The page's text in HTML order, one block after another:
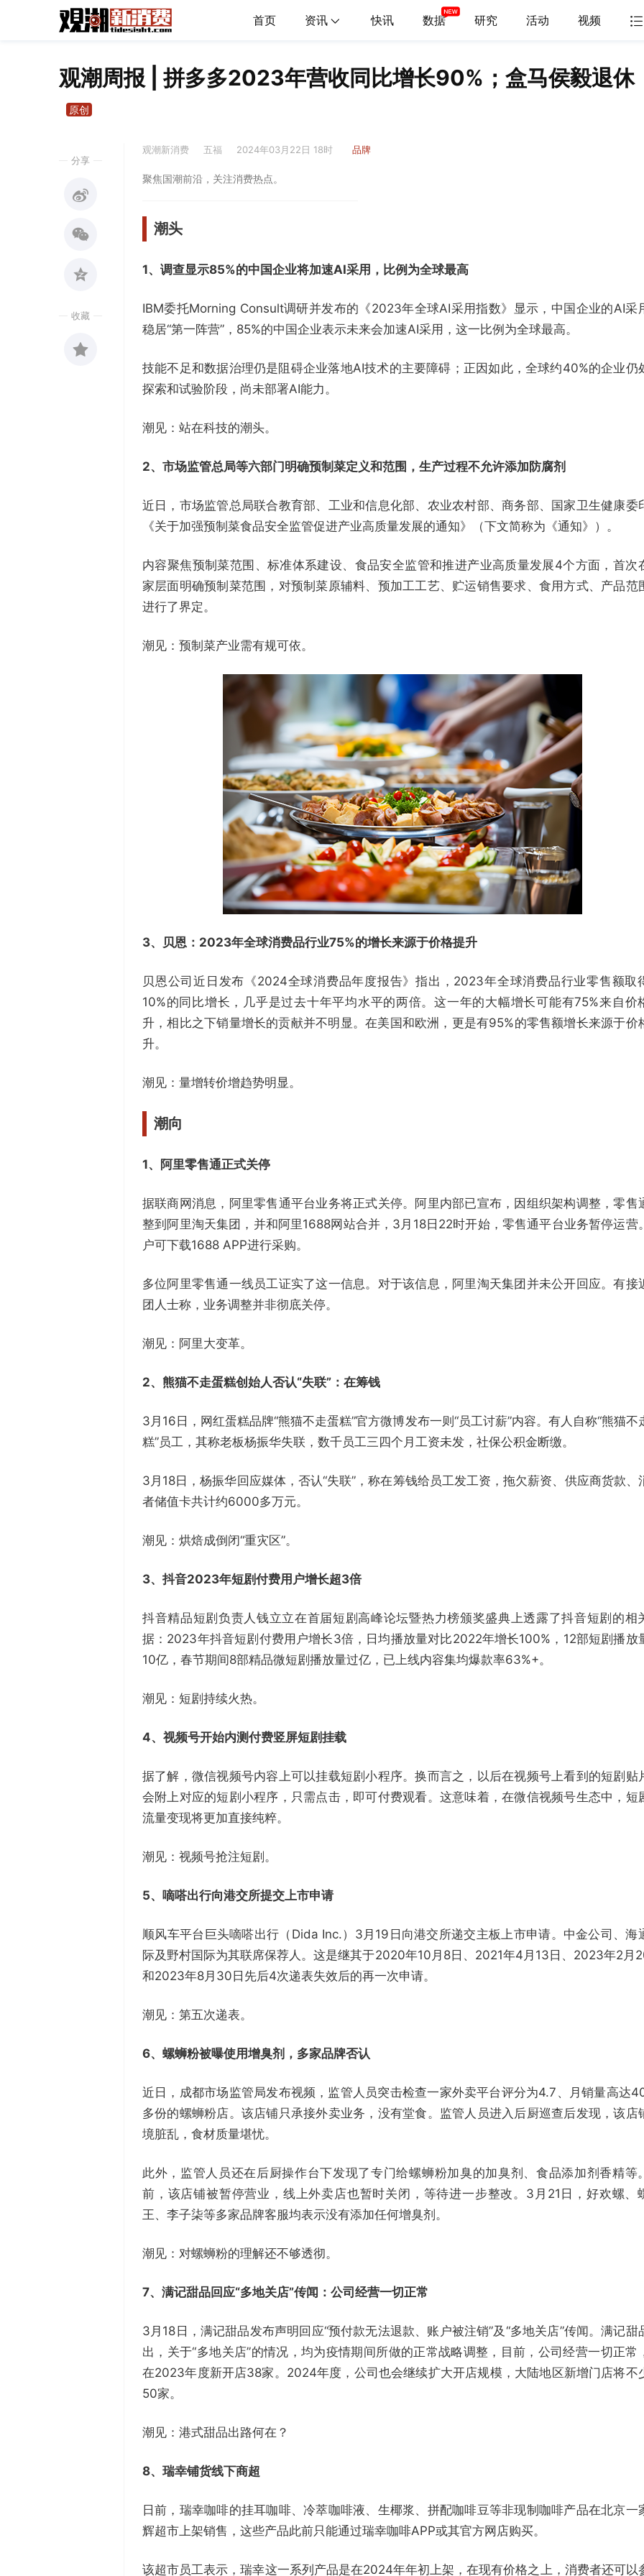
首页 资讯 快讯 数据 研究 活动 视频
观潮周报 | 拼多多2023年营收同比增长90%；盒马侯毅退休
原创
分享
收藏
观潮新消费 五福 2024年03月22日 18时 品牌
聚焦国潮前沿，关注消费热点。
潮头
1、 调查显示85%的中国企业将加速AI采用，比例为全球最高
IBM委托Morning Consult调研并发布的《2023年全球AI采用指数》显示，中国企业的AI采
稳居“第一阵营”，85%的中国企业表示未来会加速AI采用，这一比例为全球最高。
技能不足和数据治理仍是阻碍企业落地AI技术的主要障碍；正因如此，全球约40%的企业仍
探索和试验阶段，尚未部署AI能力。
潮见：站在科技的潮头。
2、 市场监管总局等六部门明确预制菜定义和范围，生产过程不允许添加防腐剂
近日，市场监管总局联合教育部、工业和信息化部、农业农村部、商务部、国家卫生健康委
《关于加强预制菜食品安全监管促进产业高质量发展的通知》（下文简称为《通知》）。
内容聚焦预制菜范围、标准体系建设、食品安全监管和推进产业高质量发展4个方面，首次
家层面明确预制菜范围，对预制菜原辅料、预加工工艺、贮运销售要求、食用方式、产品范
进行了界定。
潮见：预制菜产业需有规可依。
3、 贝恩： 2023年全球消费品行业75%的增长来源于价格提升
贝恩公司近日发布《2024全球消费品年度报告》指出，2023年全球消费品行业零售额取
10%的同比增长，几乎是过去十年平均水平的两倍。这一年的大幅增长可能有75%来自价
升，相比之下销量增长的贡献并不明显。在美国和欧洲，更是有95%的零售额增长来源于价
升。
潮见：量增转价增趋势明显。
潮向
1、 阿里零售通正式关停
据联商网消息，阿里零售通平台业务将正式关停。阿里内部已宣布，因组织架构调整，零售
整到阿里淘天集团，并和阿里1688网站合并，3月18日22时开始，零售通平台业务暂停运营
户可下载1688 APP进行采购。
多位阿里零售通一线员工证实了这一信息。对于该信息，阿里淘天集团并未公开回应。有接
团人士称，业务调整并非彻底关停。
潮见：阿里大变革。
2、 熊猫不走蛋糕创始人否认“失联”：在筹钱
3月16日，网红蛋糕品牌“熊猫不走蛋糕”官方微博发布一则“员工讨薪”内容。有人自称“熊猫不
糕”员工，其称老板杨振华失联，数千员工三四个月工资未发，社保公积金断缴。
3月18日，杨振华回应媒体，否认“失联”，称在筹钱给员工发工资，拖欠薪资、供应商货款、
者储值卡共计约6000多万元。
潮见：烘焙成倒闭“重灾区”。
3、抖音2023年短剧付费用户增长超3倍
抖音精品短剧负责人钱立立在首届短剧高峰论坛暨热力榜颁奖盛典上透露了抖音短剧的相
据：2023年抖音短剧付费用户增长3倍，日均播放量对比2022年增长100%，12部短剧播放
10亿，春节期间8部精品微短剧播放量过亿，已上线内容集均爆款率63%+。
潮见：短剧持续火热。
4、视频号开始内测付费竖屏短剧挂载
据了解，微信视频号内容上可以挂载短剧小程序。换而言之，以后在视频号上看到的短剧贴
会附上对应的短剧小程序，只需点击，即可付费观看。这意味着，在微信视频号生态中，短
流量变现将更加直接纯粹。
潮见：视频号抢注短剧。
5、嘀嗒出行向港交所提交上市申请
顺风车平台巨头嘀嗒出行（Dida Inc.）3月19日向港交所递交主板上市申请。中金公司、海
际及野村国际为其联席保荐人。这是继其于2020年10月8日、2021年4月13日、2023年2月
和2023年8月30日先后4次递表失效后的再一次申请。
潮见：第五次递表。
6、 螺蛳粉被曝使用增臭剂 ， 多家品牌否认
近日，成都市场监管局发布视频，监管人员突击检查一家外卖平台评分为4.7、月销量高达
多份的螺蛳粉店。该店铺只承接外卖业务，没有堂食。监管人员进入后厨巡查后发现，该店
境脏乱，食材质量堪忧。
此外，监管人员还在后厨操作台下发现了专门给螺蛳粉加臭的加臭剂、食品添加剂香精等
前，该店铺被暂停营业，线上外卖店也暂时关闭，等待进一步整改。3月21日，好欢螺、
王、李子柒等多家品牌客服均表示没有添加任何增臭剂。
潮见：对螺蛳粉的理解还不够透彻。
7、 满记甜品回应“多地关店”传闻：公司经营一切正常
3月18日，满记甜品发布声明回应“预付款无法退款、账户被注销”及“多地关店”传闻。满记甜
出，关于“多地关店”的情况，均为疫情期间所做的正常战略调整，目前，公司经营一切正常
在2023年度新开店38家。2024年度，公司也会继续扩大开店规模，大陆地区新增门店将不
50家。
潮见：港式甜品出路何在？
8、瑞幸铺货线下商超
日前，瑞幸咖啡的挂耳咖啡、冷萃咖啡液、生椰浆、拼配咖啡豆等非现制咖啡产品在北京一
辉超市上架销售，这些产品此前只能通过瑞幸咖啡APP或其官方网店购买。
该超市员工表示，瑞幸这一系列产品是在2024年年初上架，在现有价格之上，消费者还可以